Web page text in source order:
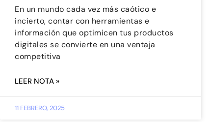
En un mundo cada vez más caótico e
incierto, contar con herramientas e
información que optimicen tus productos
digitales se convierte en una ventaja
competitiva
LEER NOTA »
11 FEBRERO, 2025